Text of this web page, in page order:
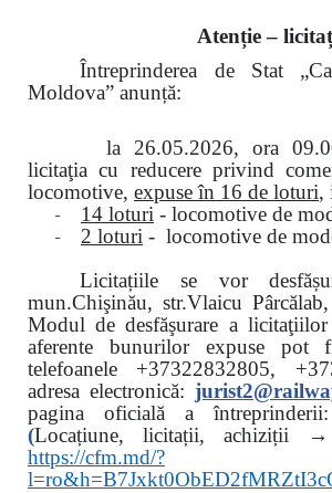
Atenție –
Întreprinderea de Stat
Moldova” anunță:
la 26.05.2026, ora
licitaţia cu reducere privind
locomotive, expuse în 16 de loturi,
- 14 loturi - locomotive de
- 2 loturi - locomotive de
Licitațiile se vor
mun.Chişinău, str.Vlaicu
Modul de desfăşurare a
aferente bunurilor expuse pot
telefoanele +37322832805,
adresa electronică:
pagina oficială a întreprinderii:
(Locațiune, licitații,
https://cfm.md/?